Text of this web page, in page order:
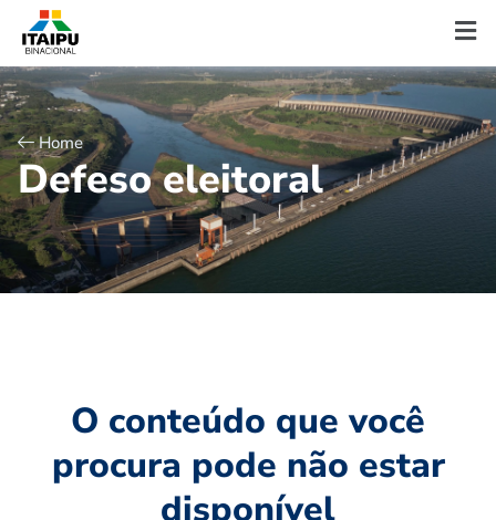
Home
Defeso eleitoral
O conteúdo que você
procura pode não estar
disponível